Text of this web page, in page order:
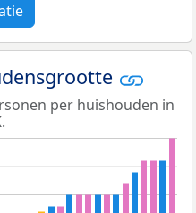
per huishouden in